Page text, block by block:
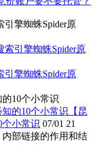
引擎蜘蛛Spider原
引擎蜘蛛Spider原
的10个小常识
【昆
个小常识 07/01 21
内部链接的作用和结